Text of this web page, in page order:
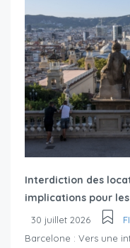
Interdiction des
implications pour
30 juillet 2026
Barcelone : Vers une